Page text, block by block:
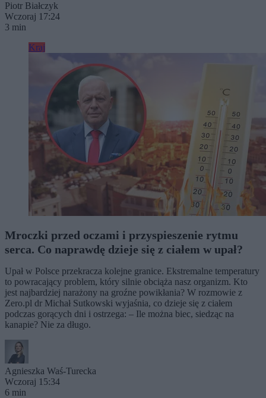
Piotr Białczyk
Wczoraj 17:24
3 min
Kraj
Mroczki przed oczami i przyspieszenie rytmu
serca. Co naprawdę dzieje się z ciałem w upał?
Upał w Polsce przekracza kolejne granice. Ekstremalne temperatury
to powracający problem, który silnie obciąża nasz organizm. Kto
jest najbardziej narażony na groźne powikłania? W rozmowie z
Zero.pl dr Michał Sutkowski wyjaśnia, co dzieje się z ciałem
podczas gorących dni i ostrzega: – Ile można biec, siedząc na
kanapie? Nie za długo.
Agnieszka Waś-Turecka
Wczoraj 15:34
6 min